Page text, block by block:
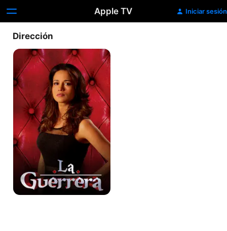
Apple TV Iniciar sesión
Dirección
La
Guerrera